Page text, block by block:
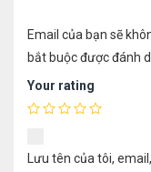
Email của bạn sẽ
bắt buộc được đánh
Your rating
Lưu tên của tôi,